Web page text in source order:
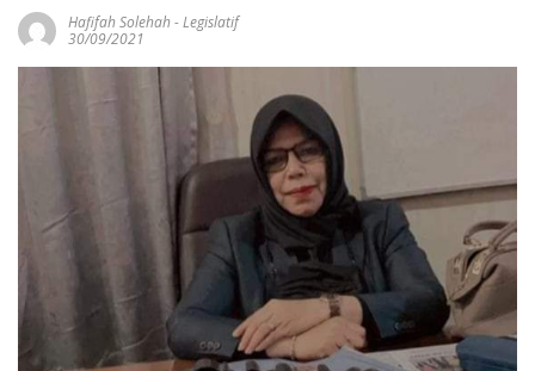
Hafifah Solehah -Legislatif
30/09/2021